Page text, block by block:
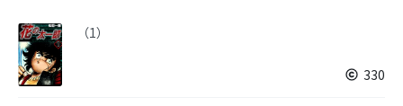
（1）
330